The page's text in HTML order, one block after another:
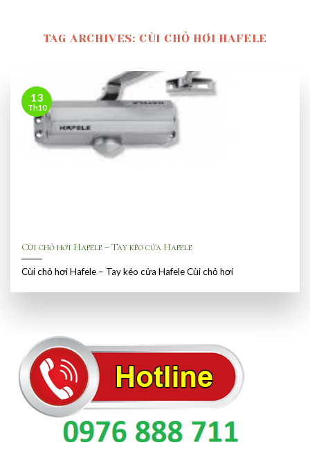
TAG ARCHIVES: CÙI CHỎ HƠI HAFELE
Cùi chỏ hơi Hafele – Tay kéo cửa Hafele
Cùi chỏ hơi Hafele – Tay kéo cửa Hafele Cùi chỏ hơi
13
Th10